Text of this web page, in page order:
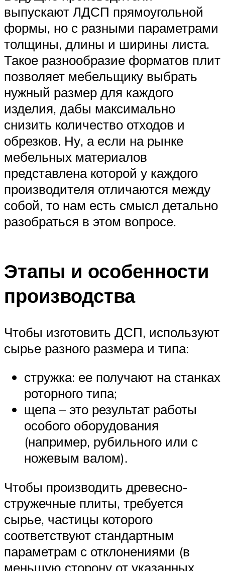
выпускают ЛДСП прямоугольной
формы, но с разными параметрами
толщины, длины и ширины листа.
Такое разнообразие форматов плит
позволяет мебельщику выбрать
нужный размер для каждого
изделия, дабы максимально
снизить количество отходов и
обрезков. Ну, а если на рынке
мебельных материалов
представлена которой у каждого
производителя отличаются между
собой, то нам есть смысл детально
разобраться в этом вопросе.
Этапы и особенности
производства
Чтобы изготовить ДСП, используют
сырье разного размера и типа:
стружка: ее получают на станках
роторного типа;
щепа – это результат работы
особого оборудования
(например, рубильного или с
ножевым валом).
Чтобы производить древесно-
стружечные плиты, требуется
сырье, частицы которого
соответствуют стандартным
параметрам с отклонениями (в
меньшую сторону от указанных